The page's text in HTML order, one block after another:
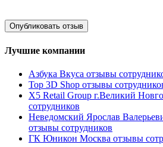
Лучшие компании
Азбука Вкуса отзывы
Top 3D Shop отзывы
X5 Retail Group г.Великий
сотрудников
Неведомский Ярослав
отзывы сотрудников
ГК Юникон Москва отзывы